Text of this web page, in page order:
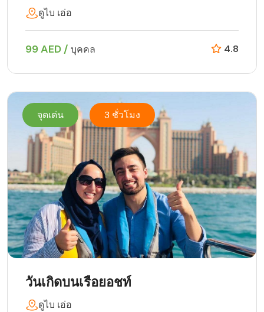
ดูไบ เอ่อ
99 AED / บุคคล 4.8
จุดเด่น 3 ชั่วโมง
วันเกิดบนเรือยอชท์
ดูไบ เอ่อ